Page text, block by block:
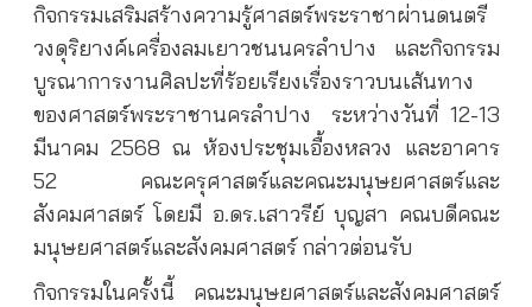
กิจกรรมเสริมสร้างความรู้ศาสตร์พระราชาผ่านดนตรี
วงดุริยางค์เครื่องลมเยาวชนนครลำปาง และกิจกรรม
บูรณาการงานศิลปะที่ร้อยเรียงเรื่องราวบนเส้นทาง
ของศาสตร์พระราชานครลำปาง
ระหว่างวันที่ 12-13
มีนาคม 2568 ณ ห้องประชุมเอื้องหลวง และอาคาร
52 คณะครุศาสตร์และคณะมนุษยศาสตร์และ
สังคมศาสตร์ โดยมี อ.ดร.เสาวรีย์ บุญสา คณบดีคณะ
มนุษยศาสตร์และสังคมศาสตร์ กล่าวต่อนรับ
กิจกรรมในครั้งนี้ คณะมนุษยศาสตร์และสังคมศาสตร์